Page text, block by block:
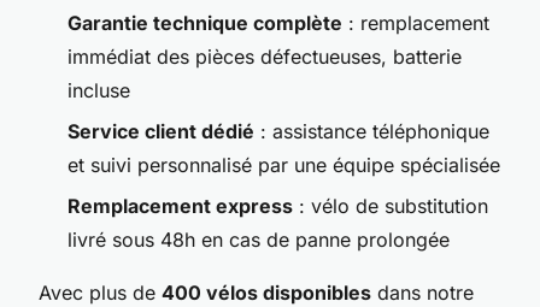
Garantie technique complète : remplacement
immédiat des pièces défectueuses, batterie
incluse
Service client dédié : assistance téléphonique
et suivi personnalisé par une équipe spécialisée
Remplacement express : vélo de substitution
livré sous 48h en cas de panne prolongée
Avec plus de 400 vélos disponibles dans notre